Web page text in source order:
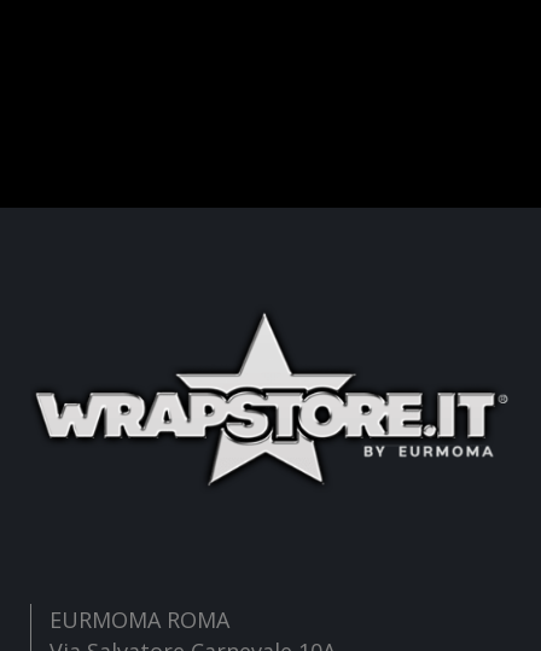
EURMOMA ROMA